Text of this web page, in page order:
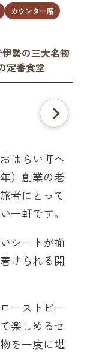
カウンター席
勢の三大名物
定番食堂
はらい町へ
）創業の老
者にとって
一軒です。
シートが揃
けられる開
ーストビー
楽しめるセ
を一度に堪